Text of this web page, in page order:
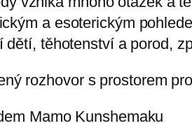
a esoterickým
těhotenství a porod,
rozhovor s prostorem
Mamo Kunshemaku